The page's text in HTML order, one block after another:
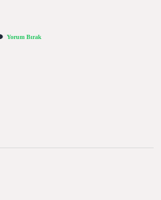
Yorum Bırak